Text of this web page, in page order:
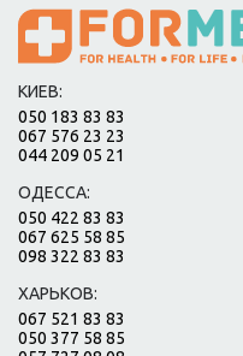
КИЕВ:
050 183 83 83
067 576 23 23
044 209 05 21
ОДЕССА:
050 422 83 83
067 625 58 85
098 322 83 83
ХАРЬКОВ:
067 521 83 83
050 377 58 85